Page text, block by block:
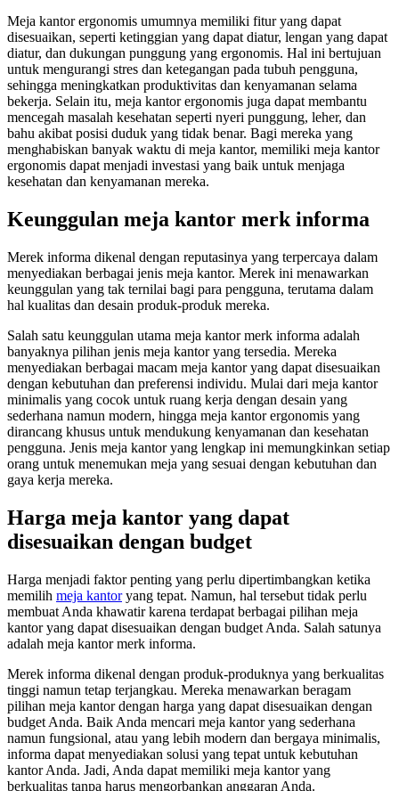
Meja kantor ergonomis umumnya memiliki fitur yang dapat
disesuaikan, seperti ketinggian yang dapat diatur, lengan yang dapat
diatur, dan dukungan punggung yang ergonomis. Hal ini bertujuan
untuk mengurangi stres dan ketegangan pada tubuh pengguna,
sehingga meningkatkan produktivitas dan kenyamanan selama
bekerja. Selain itu, meja kantor ergonomis juga dapat membantu
mencegah masalah kesehatan seperti nyeri punggung, leher, dan
bahu akibat posisi duduk yang tidak benar. Bagi mereka yang
menghabiskan banyak waktu di meja kantor, memiliki meja kantor
ergonomis dapat menjadi investasi yang baik untuk menjaga
kesehatan dan kenyamanan mereka.
Keunggulan meja kantor merk informa
Merek informa dikenal dengan reputasinya yang terpercaya dalam
menyediakan berbagai jenis meja kantor. Merek ini menawarkan
keunggulan yang tak ternilai bagi para pengguna, terutama dalam
hal kualitas dan desain produk-produk mereka.
Salah satu keunggulan utama meja kantor merk informa adalah
banyaknya pilihan jenis meja kantor yang tersedia. Mereka
menyediakan berbagai macam meja kantor yang dapat disesuaikan
dengan kebutuhan dan preferensi individu. Mulai dari meja kantor
minimalis yang cocok untuk ruang kerja dengan desain yang
sederhana namun modern, hingga meja kantor ergonomis yang
dirancang khusus untuk mendukung kenyamanan dan kesehatan
pengguna. Jenis meja kantor yang lengkap ini memungkinkan setiap
orang untuk menemukan meja yang sesuai dengan kebutuhan dan
gaya kerja mereka.
Harga meja kantor yang dapat
disesuaikan dengan budget
Harga menjadi faktor penting yang perlu dipertimbangkan ketika
memilih meja kantoryang tepat. Namun, hal tersebut tidak perlu
membuat Anda khawatir karena terdapat berbagai pilihan meja
kantor yang dapat disesuaikan dengan budget Anda. Salah satunya
adalah meja kantor merk informa.
Merek informa dikenal dengan produk-produknya yang berkualitas
tinggi namun tetap terjangkau. Mereka menawarkan beragam
pilihan meja kantor dengan harga yang dapat disesuaikan dengan
budget Anda. Baik Anda mencari meja kantor yang sederhana
namun fungsional, atau yang lebih modern dan bergaya minimalis,
informa dapat menyediakan solusi yang tepat untuk kebutuhan
kantor Anda. Jadi, Anda dapat memiliki meja kantor yang
berkualitas tanpa harus mengorbankan anggaran Anda.